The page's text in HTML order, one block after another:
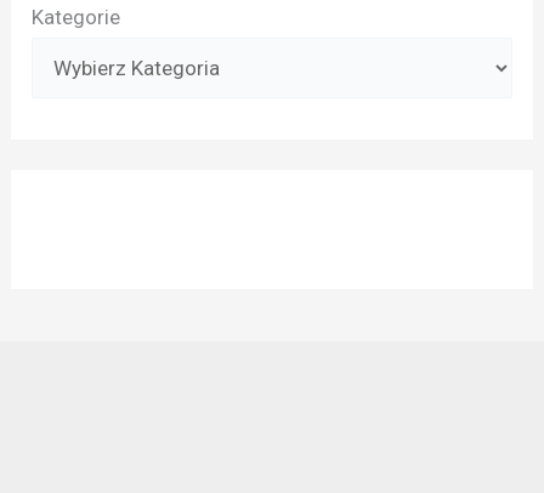
Kategorie